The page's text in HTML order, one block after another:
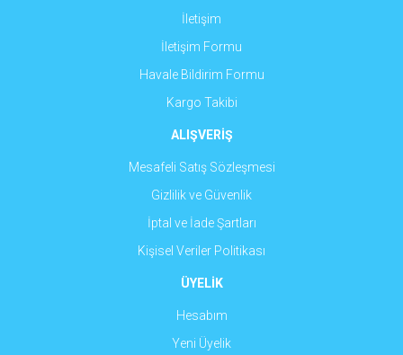
Gönder
İletişim
İletişim Formu
Havale Bildirim Formu
Kargo Takibi
ALIŞVERİŞ
Mesafeli Satış Sözleşmesi
Gizlilik ve Güvenlik
İptal ve İade Şartları
Kişisel Veriler Politikası
ÜYELİK
Hesabım
Yeni Üyelik